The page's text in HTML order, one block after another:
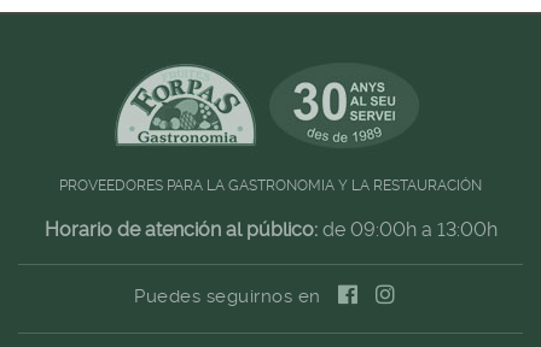
PROVEEDORES PARA LA GASTRONOMIA Y LA RESTAURACIÓN
Horario de atención al público:de 09:00h a 13:00h
Puedes seguirnos en